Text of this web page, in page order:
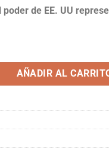
de EE. UU
AÑADIR AL